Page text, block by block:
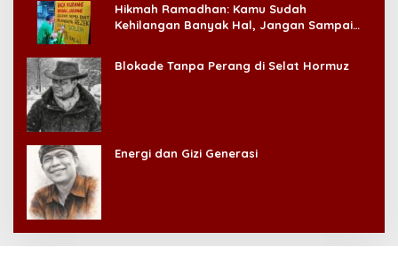
Hikmah Ramadhan: Kamu Sudah
Kehilangan Banyak Hal, Jangan Sampai
Blokade Tanpa Perang di Selat Hormuz
Energi dan Gizi Generasi